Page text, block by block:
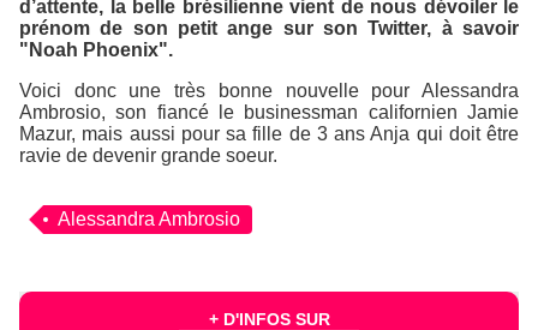
d’attente, la belle brésilienne vient de nous dévoiler le
prénom de son petit ange sur son Twitter, à savoir
"Noah Phoenix".
Voici donc une très bonne nouvelle pour Alessandra
Ambrosio, son fiancé le businessman californien Jamie
Mazur, mais aussi pour sa fille de 3 ans Anja qui doit être
ravie de devenir grande soeur.
Alessandra Ambrosio
+ D'INFOS SUR